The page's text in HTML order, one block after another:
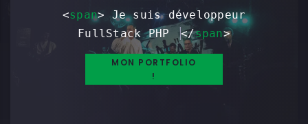
<span> Je suis développeur
FullStack PHP -
</span>
MON PORTFOLIO
!